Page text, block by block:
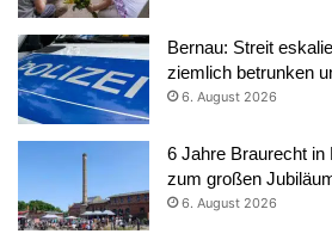
Bernau: Streit
ziemlich betrunken
6. August 2026
6 Jahre Braurecht in
zum großen
6. August 2026